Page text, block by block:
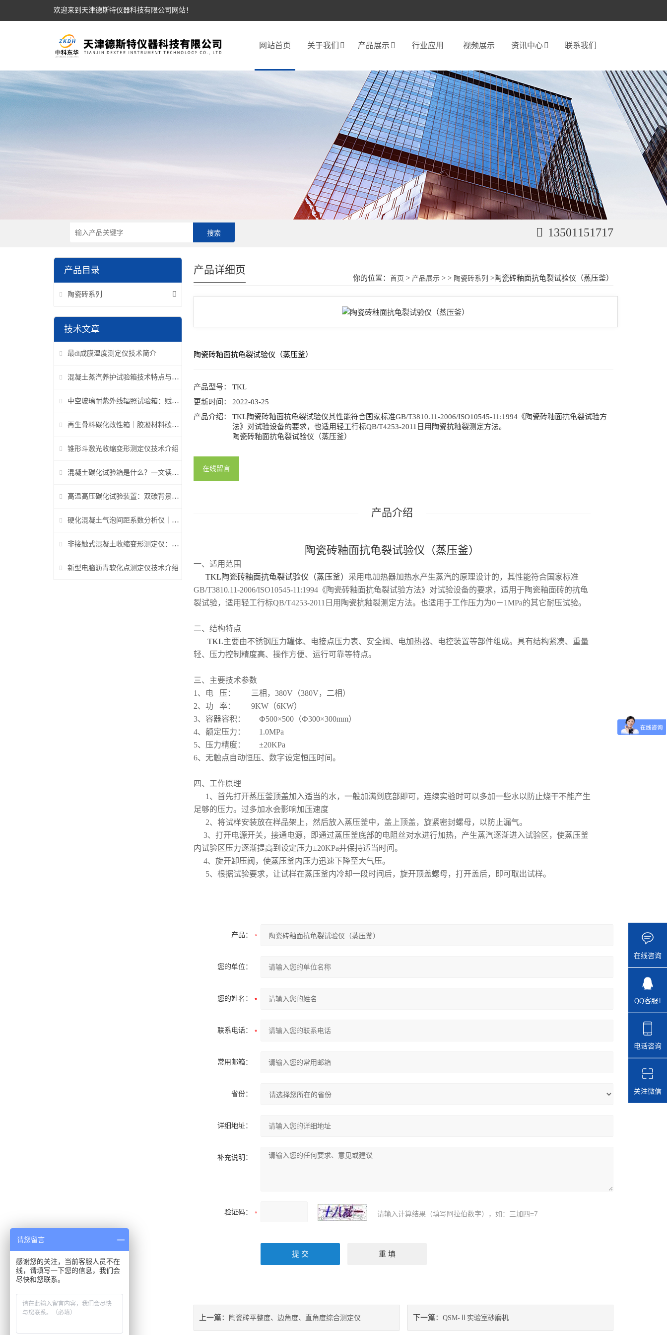
欢迎来到天津德斯特仪器科技有限公司网站！
网站首页 关于我们 产品展示 行业应用 视频展示 资讯中心 联系我们
13501151717
产品目录
陶瓷砖系列
技术文章
最di成膜温度测定仪技术简介
混凝土蒸汽养护试验箱技术特点与应用解析
中空玻璃耐紫外线辐照试验箱：赋能建筑玻璃质量检测新标准
再生骨料碳化改性箱｜胶凝材料碳化机理研究专用设备
锥形斗激光收缩变形测定仪技术介绍
混凝土碳化试验箱是什么？一文读懂它的功能、原理与标准要求
高温高压碳化试验装置：双碳背景下胶凝材料研究核心装备
硬化混凝土气泡间距系数分析仪｜参数检测与行业标准详解
非接触式混凝土收缩变形测定仪：早龄期收缩检测核心设备
新型电脑沥青软化点测定仪技术介绍
你的位置：首页 > 产品展示 > > 陶瓷砖系列 >陶瓷砖釉面抗龟裂试验仪（蒸压釜）
产品详细页
陶瓷砖釉面抗龟裂试验仪（蒸压釜）
产品型号：
TKL
更新时间：
2022-03-25
产品介绍：
TKL陶瓷砖釉面抗龟裂试验仪其性能符合国家标准GB/T3810.11-2006/ISO10545-11:1994《陶瓷砖釉面抗龟裂试验方
法》对试验设备的要求，也适用轻工行标QB/T4253-2011日用陶瓷抗釉裂测定方法。
陶瓷砖釉面抗龟裂试验仪（蒸压釜）
在线留言
陶瓷砖釉面抗龟裂试验仪（蒸压釜）
一、适用范围
TKL陶瓷砖釉面抗龟裂试验仪（蒸压釜） 采用电加热器加热水产生蒸汽的原理设计的，其性能符合国家标准
GB/T3810.11-2006/ISO10545-11:1994《陶瓷砖釉面抗龟裂试验方法》对试验设备的要求，适用于陶瓷釉面砖的抗龟
裂试验，适用轻工行标QB/T4253-2011日用陶瓷抗釉裂测定方法。也适用于工作压力为0－1MPa的其它耐压试验。
二、结构特点
TKL主要由不锈钢压力罐体、电接点压力表、安全阀、电加热器、电控装置等部件组成。具有结构紧凑、重量
轻、压力控制精度高、操作方便、运行可靠等特点。
三、主要技术参数
1、电 压： 三相，380V（380V，二相）
2、功 率： 9KW（6KW）
3、容器容积： Ф500×500（Ф300×300mm）
4、额定压力： 1.0MPa
5、压力精度： ±20KPа
6、无触点自动恒压、数字设定恒压时间。
四、 工作原理
1、首先打开蒸压釜顶盖加入适当的水，一般加满到底部即可，连续实验时可以多加一些水以防止烧干不能产生
足够的压力。过多加水会影响加压速度
2、将试样安装放在样品架上，然后放入蒸压釜中，盖上顶盖，旋紧密封螺母，以防止漏气。
3、打开电源开关，接通电源，即通过蒸压釜底部的电阻丝对水进行加热，产生蒸汽逐渐进入试验区，使蒸压釜
内试验区压力逐渐提高到设定压力±20KPa并保持适当时间。
4、旋开卸压阀，使蒸压釜内压力迅速下降至大气压。
5、根据试验要求，让试样在蒸压釜内冷却一段时间后，旋开顶盖螺母，打开盖后，即可取出试样。
产品：
您的单位：
您的姓名：
联系电话：
常用邮箱：
省份：
详细地址：
补充说明：
验证码： 请输入计算结果（填写阿拉伯数字），如：三加四=7
上一篇： 陶瓷砖平整度、边角度、直角度综合测定仪 下一篇：QSM-Ⅱ实验室砂磨机
在线咨询
QQ客服1
电话咨询
关注微信
请您留言
感谢您的关注，当前客服人员不在
线，请填写一下您的信息，我们会
尽快和您联系。